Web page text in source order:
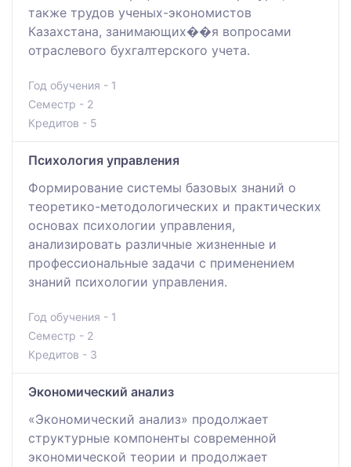
также трудов ученых-экономистов
Казахстана, занимающих��я вопросами
отраслевого бухгалтерского учета.
Год обучения - 1
Семестр - 2
Кредитов - 5
Психология управления
Формирование системы базовых знаний о
теоретико-методологических и практических
основах психологии управления,
анализировать различные жизненные и
профессиональные задачи с применением
знаний психологии управления.
Год обучения - 1
Семестр - 2
Кредитов - 3
Экономический анализ
«Экономический анализ» продолжает
структурные компоненты современной
экономической теории и продолжает